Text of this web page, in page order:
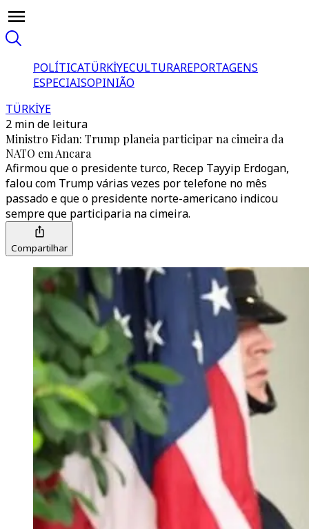
POLÍTICATÜRKİYECULTURAREPORTAGENS
ESPECIAISOPINIÃO
TÜRKİYE
2 min de leitura
Ministro Fidan: Trump planeia participar na cimeira da
NATO em Ancara
Afirmou que o presidente turco, Recep Tayyip Erdogan,
falou com Trump várias vezes por telefone no mês
passado e que o presidente norte-americano indicou
sempre que participaria na cimeira.
Compartilhar